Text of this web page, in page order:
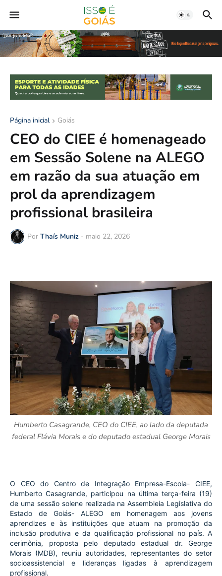
Página inicial Goiás
CEO do CIEE é homenageado
em Sessão Solene na ALEGO
em razão da sua atuação em
prol da aprendizagem
profissional brasileira
Por Thaís Muniz - maio 22, 2026
Humberto Casagrande, CEO do CIEE, ao lado da deputada
federal Flávia Morais e do deputado estadual George Morais
O CEO do Centro de Integração Empresa-Escola- CIEE,
Humberto Casagrande, participou na última terça-feira (19)
de uma sessão solene realizada na Assembleia Legislativa do
Estado de Goiás- ALEGO em homenagem aos jovens
aprendizes e às instituições que atuam na promoção da
inclusão produtiva e da qualificação profissional no país. A
cerimônia, proposta pelo deputado estadual dr. George
Morais (MDB), reuniu autoridades, representantes do setor
socioassistencial e lideranças ligadas à aprendizagem
profissional.